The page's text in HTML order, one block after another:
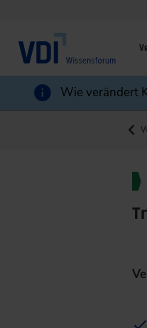
Wie verändert